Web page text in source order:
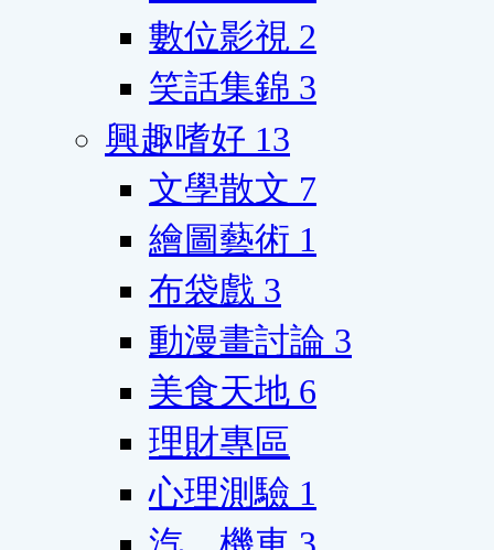
數位影視 2
笑話集錦 3
興趣嗜好 13
文學散文 7
繪圖藝術 1
布袋戲 3
動漫畫討論 3
美食天地 6
理財專區
心理測驗 1